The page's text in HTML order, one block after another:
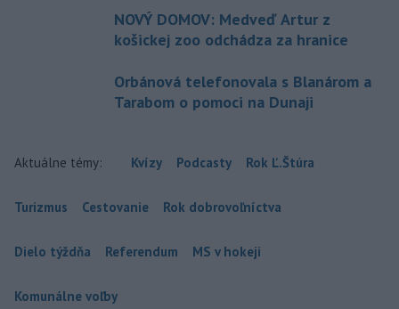
NOVÝ DOMOV: Medveď Artur z
košickej zoo odchádza za hranice
Orbánová telefonovala s Blanárom a
Tarabom o pomoci na Dunaji
Aktuálne témy: Kvízy Podcasty Rok Ľ.Štúra
Turizmus Cestovanie Rok dobrovoľníctva
Dielo týždňa Referendum MS v hokeji
Komunálne voľby